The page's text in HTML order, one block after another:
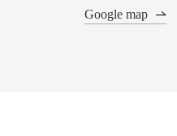
Google map